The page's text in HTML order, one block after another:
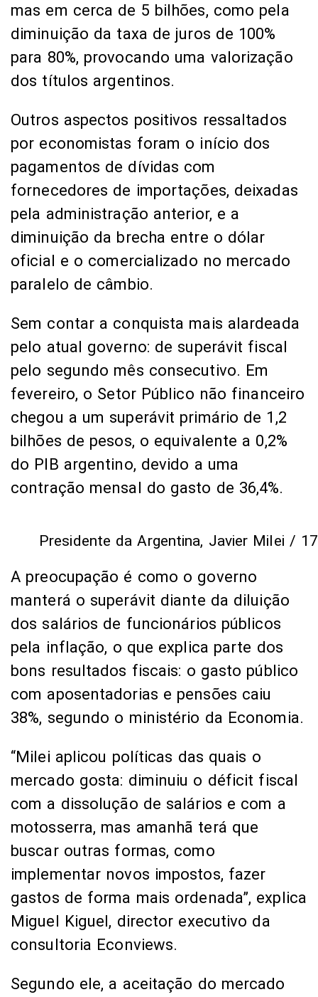
mas em cerca de 5 bilhões, como pela
diminuição da taxa de juros de 100%
para 80%, provocando uma valorização
dos títulos argentinos.
Outros aspectos positivos ressaltados
por economistas foram o início dos
pagamentos de dívidas com
fornecedores de importações, deixadas
pela administração anterior, e a
diminuição da brecha entre o dólar
oficial e o comercializado no mercado
paralelo de câmbio.
Sem contar a conquista mais alardeada
pelo atual governo: de superávit fiscal
pelo segundo mês consecutivo. Em
fevereiro, o Setor Público não financeiro
chegou a um superávit primário de 1,2
bilhões de pesos, o equivalente a 0,2%
do PIB argentino, devido a uma
contração mensal do gasto de 36,4%.
Presidente da Argentina, Javier Milei /
A preocupação é como o governo
manterá o superávit diante da diluição
dos salários de funcionários públicos
pela inflação, o que explica parte dos
bons resultados fiscais: o gasto público
com aposentadorias e pensões caiu
38%, segundo o ministério da Economia.
“Milei aplicou políticas das quais o
mercado gosta: diminuiu o déficit fiscal
com a dissolução de salários e com a
motosserra, mas amanhã terá que
buscar outras formas, como
implementar novos impostos, fazer
gastos de forma mais ordenada”, explica
Miguel Kiguel, director executivo da
consultoria Econviews.
Segundo ele, a aceitação do mercado